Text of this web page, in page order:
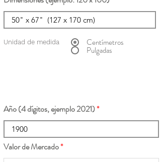
Unidad de medida Centímetros
Pulgadas
Año (4 dígitos, ejemplo 2021)
Valor de Mercado